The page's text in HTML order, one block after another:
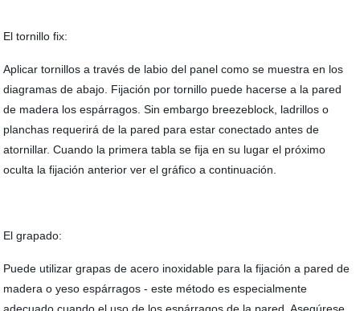
El tornillo fix:
Aplicar tornillos a través de labio del panel como se muestra en los
diagramas de abajo. Fijación por tornillo puede hacerse a la pared
de madera los espárragos. Sin embargo breezeblock, ladrillos o
planchas requerirá de la pared para estar conectado antes de
atornillar. Cuando la primera tabla se fija en su lugar el próximo
oculta la fijación anterior ver el gráfico a continuación.
El grapado:
Puede utilizar grapas de acero inoxidable para la fijación a pared de
madera o yeso espárragos - este método es especialmente
adecuado cuando el uso de los espárragos de la pared. Asegúrese